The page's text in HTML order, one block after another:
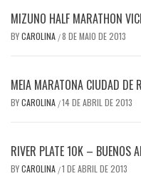
MIZUNO HALF MARATHON
BYCAROLINA /8 DE MAIO DE 2013
MEIA MARATONA CIUDAD
BYCAROLINA /14 DE ABRIL DE 2013
RIVER PLATE 10K – BUENOS
BYCAROLINA /1 DE ABRIL DE 2013